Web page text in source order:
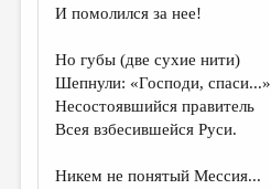
ПУБЛИЦИСТИКА
РЕЦЕНЗИРОВАНИЕ
ЦИКЛЫ ПУБЛИКАЦИЙ
ТРЕДИАКОВСКИЙ
МЕДИА
И помолился за нее!
Но губы (две сухие нити)
Шепнули: «Господи, спаси...»
Несостоявшийся правитель
Всея взбесившейся Руси.
Никем не понятый Мессия...